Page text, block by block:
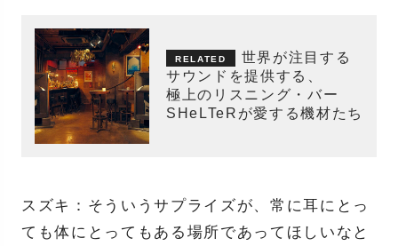
世界が注目する
サウンドを提供する、
極上のリスニング・バー
SHeLTeRが愛する機材たち
スズキ：そういうサプライズが、常に耳にとっ
ても体にとってもある場所であってほしいなと